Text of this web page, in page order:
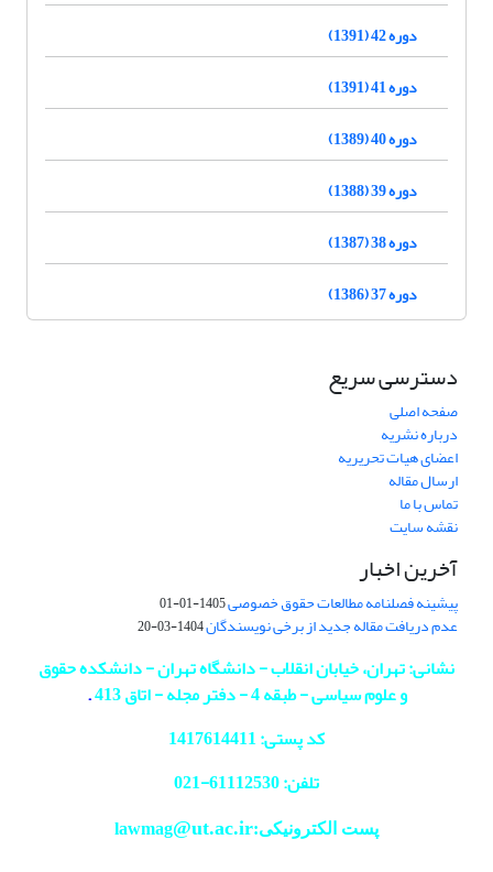
دوره 42 (1391)
دوره 41 (1391)
دوره 40 (1389)
دوره 39 (1388)
دوره 38 (1387)
دوره 37 (1386)
دسترسی سریع
صفحه اصلی
درباره نشریه
اعضای هیات تحریریه
ارسال مقاله
تماس با ما
نقشه سایت
آخرین اخبار
پیشینه فصلنامه مطالعات حقوق خصوصی1405-01-01
عدم دریافت مقاله جدید از برخی نویسندگان1404-03-20
نشانی: تهران، خیابان انقلاب - دانشگاه تهران - دانشکده حقوق
و علوم سیاسی - طبقه 4 - دفتر مجله - اتاق 413
.
کد پستی: 1417614411
تلفن: 61112530-
021
پست الکترونیکی:lawmag@ut.ac.ir